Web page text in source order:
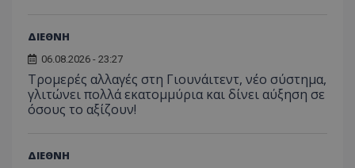
ΔΙΕΘΝΗ
06.08.2026 - 23:27
Τρομερές αλλαγές στη Γιουνάιτεντ, νέο σύστημα,
γλιτώνει πολλά εκατομμύρια και δίνει αύξηση σε
όσους το αξίζουν!
ΔΙΕΘΝΗ